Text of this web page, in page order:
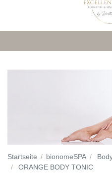
Startseite bionomeSPA
ORANGE BODY TONIC